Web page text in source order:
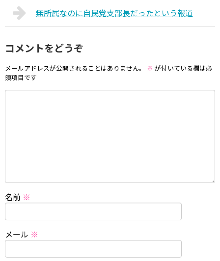
無所属なのに自民党支部長だったという報道
コメントをどうぞ
メールアドレスが公開されることはありません。 ※ が付いている欄は必
須項目です
名前 ※
メール ※